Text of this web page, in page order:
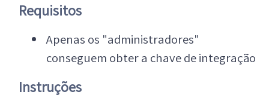
Requisitos
Apenas os "administradores"
conseguem obter a chave de integração
Instruções